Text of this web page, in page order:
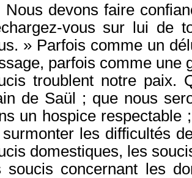
Nous devons faire
vous sur lui de
» Parfois comme un
parfois comme une
troublent notre paix.
de Saül ; que nous
un hospice respectable
surmonter les difficultés
domestiques, les
soucis concernant les